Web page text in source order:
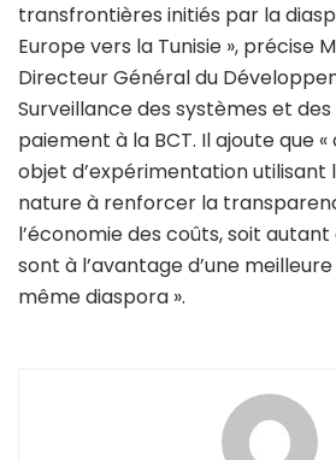
transfrontières initiés par la
Europe vers la Tunisie », précise
Directeur Général du
Surveillance des systèmes et
paiement à la BCT. Il ajoute que
objet d’expérimentation utilisant
nature à renforcer la
l’économie des coûts, soit
sont à l’avantage d’une
même diaspora ».